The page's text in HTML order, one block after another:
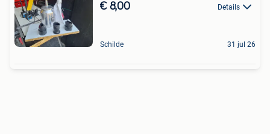
€ 8,00 Details
Schilde 31 jul 26